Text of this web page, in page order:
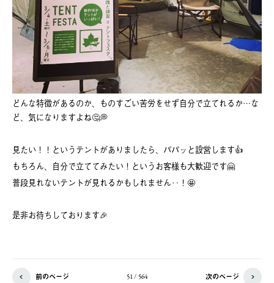
どんな特徴があるのか、ものすごい苦労をせず自分で立てれるか…な
ど、気になりますよね🤔💭
見たい！！というテントがありましたら、パパッと設営します👍
もちろん、自分で立ててみたい！というお客様も大歓迎です🤗
普段見れないテントが見れるかもしれません‥！🤩
是非お待ちしております🎉
前のページ 51 / 564 次のページ